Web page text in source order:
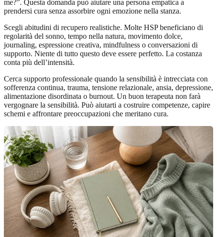
me?”. Questa domanda può aiutare una persona empatica a
prendersi cura senza assorbire ogni emozione nella stanza.
Scegli abitudini di recupero realistiche. Molte HSP beneficiano di
regolarità del sonno, tempo nella natura, movimento dolce,
journaling, espressione creativa, mindfulness o conversazioni di
supporto. Niente di tutto questo deve essere perfetto. La costanza
conta più dell’intensità.
Cerca supporto professionale quando la sensibilità è intrecciata con
sofferenza continua, trauma, tensione relazionale, ansia, depressione,
alimentazione disordinata o burnout. Un buon terapeuta non farà
vergognare la sensibilità. Può aiutarti a costruire competenze, capire
schemi e affrontare preoccupazioni che meritano cura.